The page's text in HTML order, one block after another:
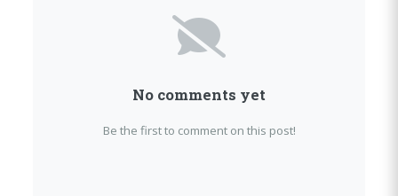
No comments yet
Be the first to comment on this post!